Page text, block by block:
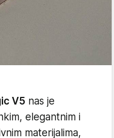
V5 nas je
elegantnim i
materijalima,